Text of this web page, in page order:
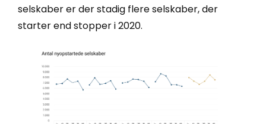
selskaber er der stadig flere selskaber, der
starter end stopper i 2020.